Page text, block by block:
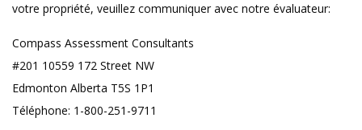
votre propriété, veuillez communiquer avec notre évaluateur:
Compass Assessment Consultants
#201 10559 172 Street NW
Edmonton Alberta T5S 1P1
Téléphone: 1-800-251-9711